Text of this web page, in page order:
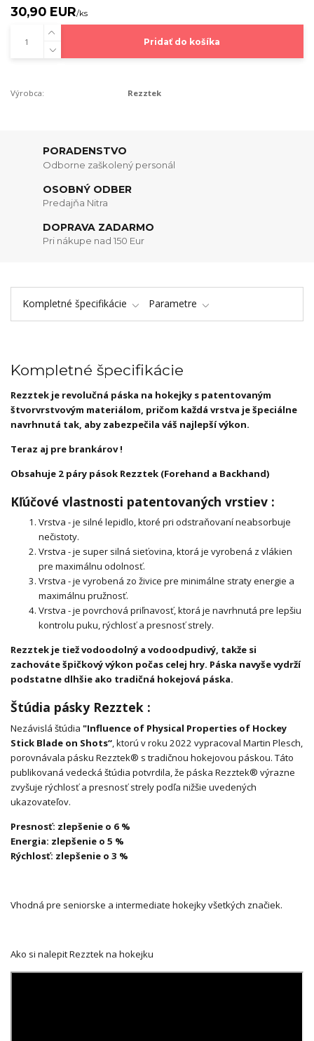
30,90 EUR/ks
Pridať do košíka
Výrobca: Rezztek
PORADENSTVO
Odborne zaškolený personál
OSOBNÝ ODBER
Predajňa Nitra
DOPRAVA ZADARMO
Pri nákupe nad 150 Eur
Kompletné špecifikácie Parametre
Kompletné špecifikácie
Rezztek je revolučná páska na hokejky s patentovaným
štvorvrstvovým materiálom, pričom každá vrstva je špeciálne
navrhnutá tak, aby zabezpečila váš najlepší výkon.
Teraz aj pre brankárov !
Obsahuje 2 páry pások Rezztek (Forehand a Backhand)
Kľúčové vlastnosti patentovaných vrstiev :
Vrstva - je silné lepidlo, ktoré pri odstraňovaní neabsorbuje
nečistoty.
Vrstva - je super silná sieťovina, ktorá je vyrobená z vlákien
pre maximálnu odolnosť.
Vrstva - je vyrobená zo živice pre minimálne straty energie a
maximálnu pružnosť.
Vrstva - je povrchová priľnavosť, ktorá je navrhnutá pre lepšiu
kontrolu puku, rýchlosť a presnosť strely.
Rezztek je tiež vodoodolný a vodoodpudivý, takže si
zachováte špičkový výkon počas celej hry. Páska navyše vydrží
podstatne dlhšie ako tradičná hokejová páska.
Štúdia pásky Rezztek :
Nezávislá štúdia "Influence of Physical Properties of Hockey
Stick Blade on Shots“, ktorú v roku 2022 vypracoval Martin Plesch,
porovnávala pásku Rezztek® s tradičnou hokejovou páskou. Táto
publikovaná vedecká štúdia potvrdila, že páska Rezztek® výrazne
zvyšuje rýchlosť a presnosť strely podľa nižšie uvedených
ukazovateľov.
Presnosť: zlepšenie o 6 %
Energia: zlepšenie o 5 %
Rýchlosť: zlepšenie o 3 %
Vhodná pre seniorske a intermediate hokejky všetkých značiek.
Ako si nalepit Rezztek na hokejku